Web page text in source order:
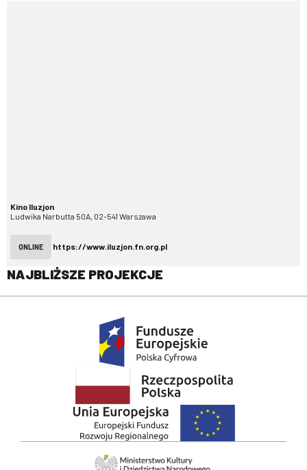
Kino Iluzjon
Ludwika Narbutta 50A, 02-541 Warszawa
ONLINE https://www.iluzjon.fn.org.pl
NAJBLIŻSZE PROJEKCJE